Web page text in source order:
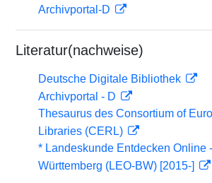
Archivportal-D
Literatur(nachweise)
Deutsche Digitale Bibliothek
Archivportal - D
Thesaurus des Consortium of
Libraries (CERL)
* Landeskunde Entdecken Online
Württemberg (LEO-BW) [2015-]